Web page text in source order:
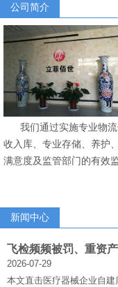
公司简介
我们通过实施专业物流
收入库、专业存储、养护
满意度及监管部门的有效
新闻中心
2026-07-29
本文直击医疗器械企业自